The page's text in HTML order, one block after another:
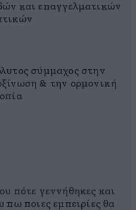
και επαγγελματικών
σύμμαχος στην
& την ορμονική
πότε γεννήθηκες και
πω ποιες εμπειρίες θα